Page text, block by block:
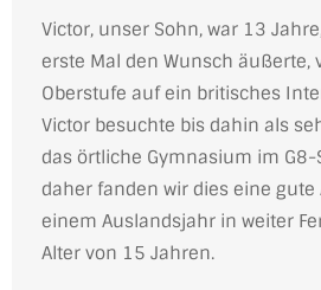
Victor, unser Sohn, war 13
erste Mal den Wunsch äußerte,
Oberstufe auf ein britisches
Victor besuchte bis dahin als
das örtliche Gymnasium im
daher fanden wir dies eine gute
einem Auslandsjahr in weiter
Alter von 15 Jahren.